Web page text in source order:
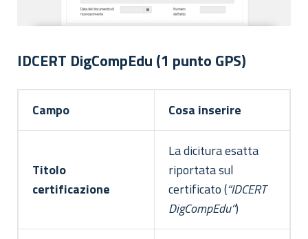
IDCERT DigCompEdu (1 punto GPS)
Campo Cosa inserire
Titolo
certificazione
La dicitura esatta
riportata sul
certificato (“IDCERT
DigCompEdu”)